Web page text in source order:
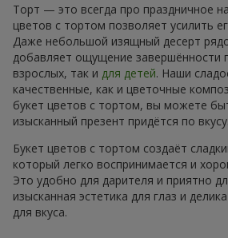
Торт — это всегда про праздничное
цветов с тортом позволяет усилить
Даже небольшой изящный десерт
добавляет ощущение завершённости
взрослых, так и для детей. Наши
качественные, как и цветочные
букет цветов с тортом, вы можете
изысканный презент придётся по вкусу.
Букет цветов с тортом создаёт
который легко воспринимается и
Это удобно для дарителя и приятно
изысканная эстетика для глаз и
для вкуса.